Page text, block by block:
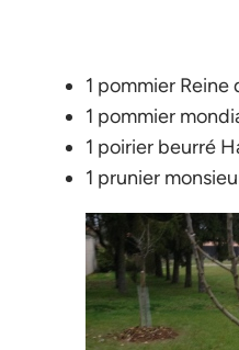
1 pommier
1 pommier
1 poirier beurré
1 prunier